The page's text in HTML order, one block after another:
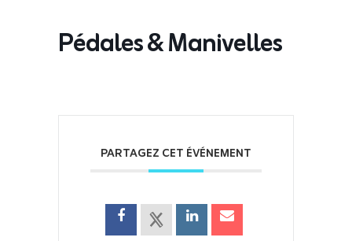
Pédales & Manivelles
PARTAGEZ CET ÉVÉNEMENT